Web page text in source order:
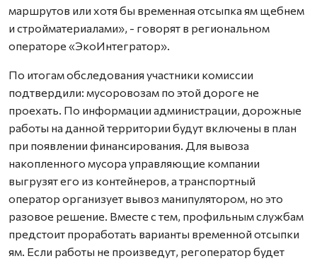
маршрутов или хотя бы временная отсыпка ям щебнем
и стройматериалами», - говорят в региональном
операторе «ЭкоИнтегратор».
По итогам обследования участники комиссии
подтвердили: мусоровозам по этой дороге не
проехать. По информации администрации, дорожные
работы на данной территории будут включены в план
при появлении финансирования. Для вывоза
накопленного мусора управляющие компании
выгрузят его из контейнеров, а транспортный
оператор организует вывоз манипулятором, но это
разовое решение. Вместе с тем, профильным службам
предстоит проработать варианты временной отсыпки
ям. Если работы не произведут, регоператор будет